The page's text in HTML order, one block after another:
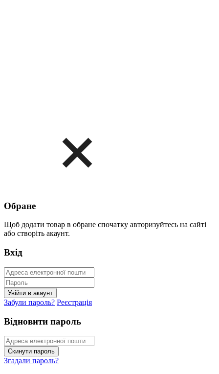
Обране
Щоб додати товар в обране спочатку авторизуйтесь на сайті
або створіть акаунт.
Вхід
Забули пароль? Реєстрація
Відновити пароль
Згадали пароль?